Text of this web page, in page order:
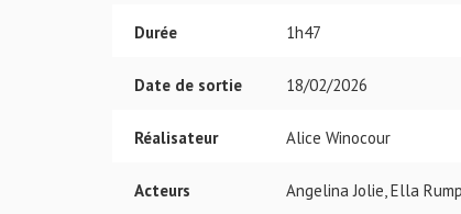
Durée 1h47
Date de sortie 18/02/2026
Réalisateur Alice Winocour
Acteurs Angelina Jolie, Ella